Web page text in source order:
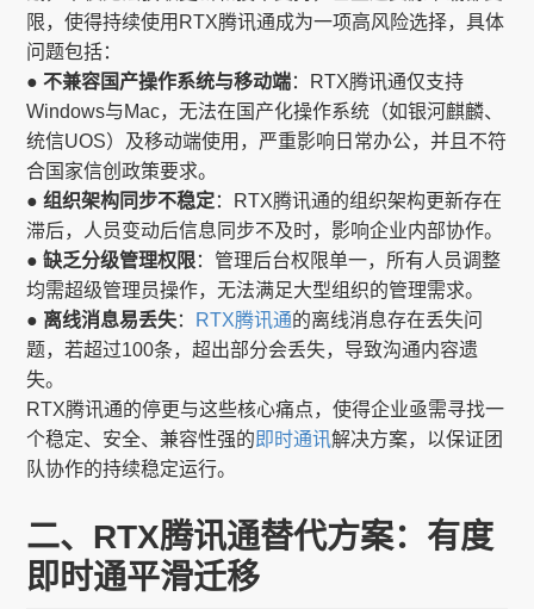
限，使得持续使用RTX腾讯通成为一项高风险选择，具体
问题包括：
● 不兼容国产操作系统与移动端：RTX腾讯通仅支持
Windows与Mac，无法在国产化操作系统（如银河麒麟、
统信UOS）及移动端使用，严重影响日常办公，并且不符
合国家信创政策要求。
● 组织架构同步不稳定：RTX腾讯通的组织架构更新存在
滞后，人员变动后信息同步不及时，影响企业内部协作。
● 缺乏分级管理权限：管理后台权限单一，所有人员调整
均需超级管理员操作，无法满足大型组织的管理需求。
● 离线消息易丢失： RTX腾讯通的离线消息存在丢失问
题，若超过100条，超出部分会丢失，导致沟通内容遗
失。
RTX腾讯通的停更与这些核心痛点，使得企业亟需寻找一
个稳定、安全、兼容性强的 即时通讯解决方案，以保证团
队协作的持续稳定运行。
二、RTX腾讯通替代方案：有度
即时通平滑迁移